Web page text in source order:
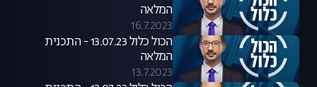
המלאה
16.7.2023
הכול כלול 13.07.23 - התכנית
המלאה
13.7.2023